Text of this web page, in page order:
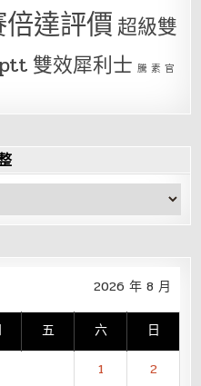
達評價超級雙
雙效犀利士 騰 素 官
2026 年 8 月
五 六 日
1
2